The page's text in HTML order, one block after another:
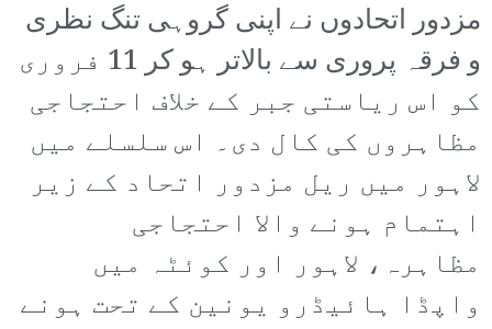
مزدور اتحادوں نے اپنی گروہی تنگ نظری
و فرقہ پروری سے بالاتر ہو کر 11 فروری
کو اس ریاستی جبر کے خلاف احتجاجی
مظاہروں کی کال دی۔ اس سلسلے میں
لاہور میں ریل مزدور اتحاد کے زیر
اہتمام ہونے والا احتجاجی
مظاہرہ، لاہور اور کوئٹہ میں
واپڈا ہائیڈرو یونین کے تحت ہونے